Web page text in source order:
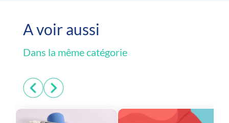
A voir aussi
Dans la même catégorie